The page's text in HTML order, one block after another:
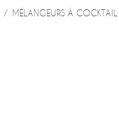
/ MÉLANGEURS À COCKTAIL